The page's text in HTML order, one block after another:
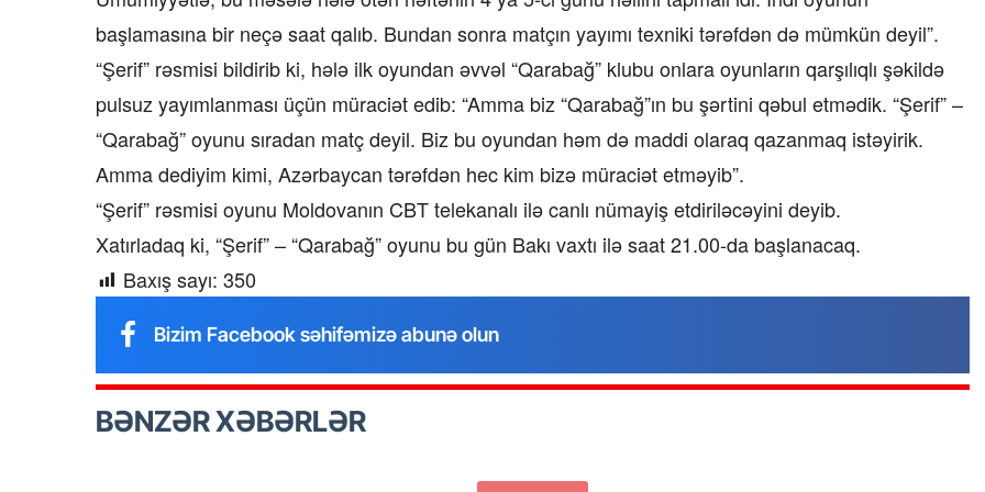
başlamasına bir neçə saat qalıb. Bundan sonra matçın yayımı texniki tərəfdən də mümkün deyil”.
“Şerif” rəsmisi bildirib ki, hələ ilk oyundan əvvəl “Qarabağ” klubu onlara oyunların qarşılıqlı şəkildə
pulsuz yayımlanması üçün müraciət edib: “Amma biz “Qarabağ”ın bu şərtini qəbul etmədik. “Şerif” –
“Qarabağ” oyunu sıradan matç deyil. Biz bu oyundan həm də maddi olaraq qazanmaq istəyirik.
Amma dediyim kimi, Azərbaycan tərəfdən hec kim bizə müraciət etməyib”.
“Şerif” rəsmisi oyunu Moldovanın CBT telekanalı ilə canlı nümayiş etdiriləcəyini deyib.
Xatırladaq ki, “Şerif” – “Qarabağ” oyunu bu gün Bakı vaxtı ilə saat 21.00-da başlanacaq.
Baxış sayı: 350
Bizim Facebook səhifəmizə abunə olun
BƏNZƏR XƏBƏRLƏR
“Xətrinə dəymişəmsə, bağışla məni,
Video
07.06.2026 - 00:35